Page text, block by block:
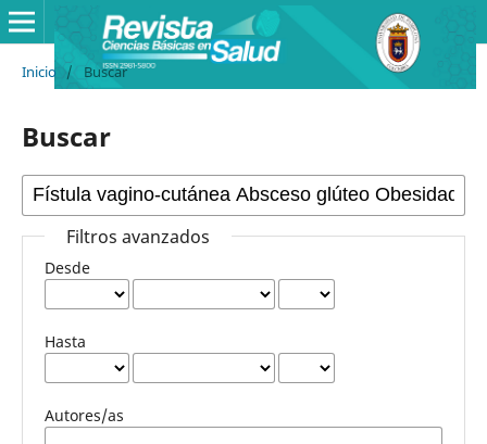
Inicio / Buscar
Buscar
Filtros avanzados
Desde
Hasta
Autores/as